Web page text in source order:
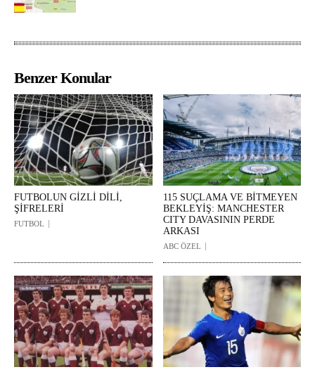
Benzer Konular
FUTBOLUN GİZLİ DİLİ,
ŞİFRELERİ
FUTBOL
115 SUÇLAMA VE BİTMEYEN
BEKLEYİŞ: MANCHESTER
CITY DAVASININ PERDE
ARKASI
ABC ÖZEL